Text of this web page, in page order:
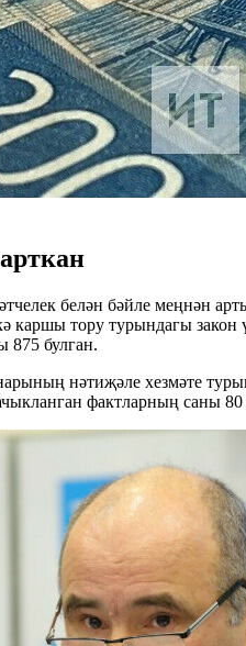
белән бәйле меңнән
тору турындагы закон
875 булган.
нәтиҗәле хезмәте
фактларның